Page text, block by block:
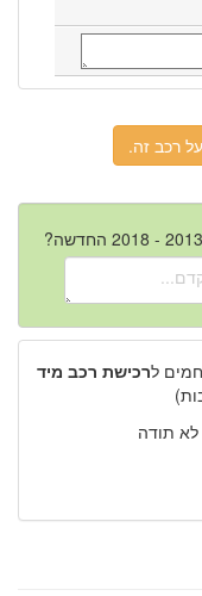
לרכישת רכב מיד
לא תודה